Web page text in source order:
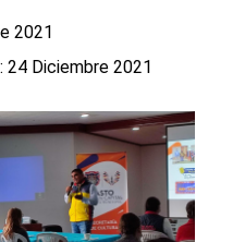
2021
24 Diciembre 2021